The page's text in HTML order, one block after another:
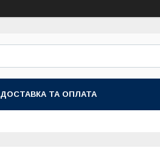
ДОСТАВКА ТА ОПЛАТА